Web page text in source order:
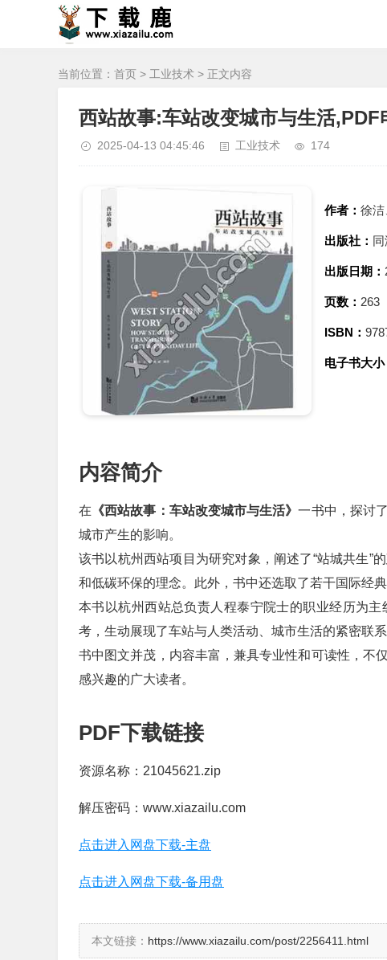
当前位置： 首页 > 工业技术 > 正文内容
西站故事:车站改变城市与生活,PDF
2025-04-13 04:45:46 工业技术 174
作者： 徐
出版社：
出版日期：
页数： 263
ISBN：
电子书大小
内容简介
在 《西站故事：车站改变城市与生活》一书中，探讨
城市产生的影响。
该书以杭州西站项目为研究对象，阐述了“站城共生”
和低碳环保的理念。此外，书中还选取了若干国际经
本书以杭州西站总负责人程泰宁院士的职业经历为
考，生动展现了车站与人类活动、城市生活的紧密联系
书中图文并茂，内容丰富，兼具专业性和可读性，不
感兴趣的广大读者。
PDF下载链接
资源名称：21045621.zip
解压密码：www.xiazailu.com
点击进入网盘下载-主盘
点击进入网盘下载-备用盘
本文链接： https://www.xiazailu.com/post/2256411.html